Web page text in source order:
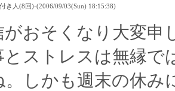
付き人(8回)-(2006/09/03(Sun) 18:15:38)
がおそくなり大変申
とストレスは無縁で
。しかも週末の休み